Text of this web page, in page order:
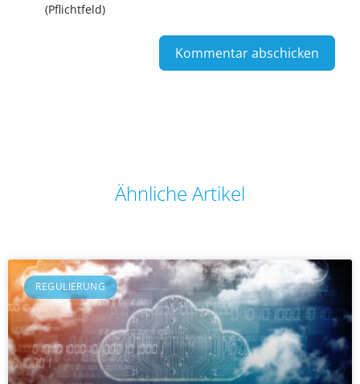
(Pflichtfeld)
Ähnliche Artikel
REGULIERUNG